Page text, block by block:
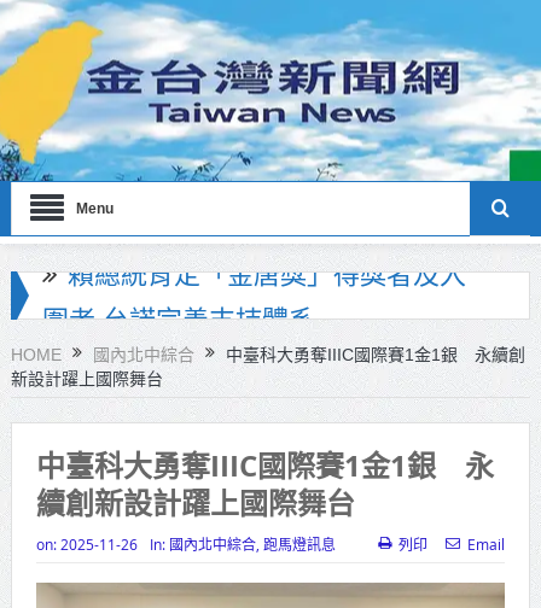
Menu
海巡署南部分署主官大換血 蔡順元
勉提升巡防戰力
北市鮮奶週報再升級！8月31日補助
擴大至國中生
雙北合作里程碑！萬大線動態測試
侯友宜蔣萬安攜手視察
HOME 國內北中綜合
中臺科大勇奪IIIC國際賽1金1銀 永續創
新設計躍上國際舞台
中臺科大勇奪IIIC國際賽1金1銀 永
續創新設計躍上國際舞台
on: 2025-11-26 In: 國內北中綜合, 跑馬燈訊息 列印 Email